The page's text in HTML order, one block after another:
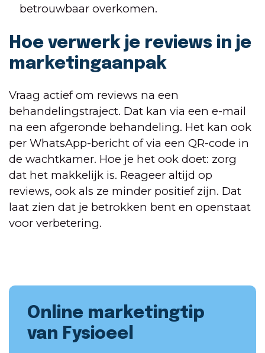
betrouwbaar overkomen.
Hoe verwerk je reviews in je
marketingaanpak
Vraag actief om reviews na een
behandelingstraject. Dat kan via een e-mail
na een afgeronde behandeling. Het kan ook
per WhatsApp-bericht of via een QR-code in
de wachtkamer. Hoe je het ook doet: zorg
dat het makkelijk is. Reageer altijd op
reviews, ook als ze minder positief zijn. Dat
laat zien dat je betrokken bent en openstaat
voor verbetering.
Online marketingtip
van Fysioeel